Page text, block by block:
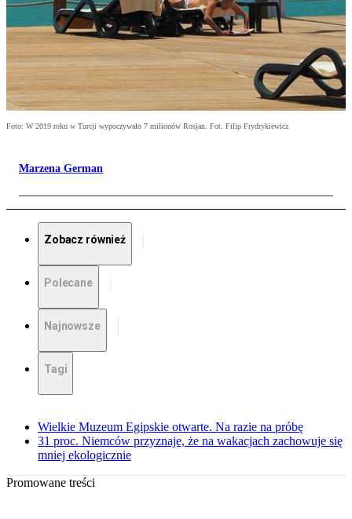
Foto: W 2019 roku w Turcji wypoczywało 7 milionów Rosjan. Fot. Filip Frydrykiewicz
Marzena German
Zobacz również
Polecane
Najnowsze
Tagi
Wielkie Muzeum Egipskie otwarte. Na razie na próbę
31 proc. Niemców przyznaje, że na wakacjach zachowuje się
mniej ekologicznie
Promowane treści